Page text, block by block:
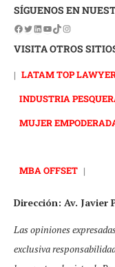
SÍGUENOS EN
VISITA OTROS
| LATAM TOP
INDUSTRIA
MUJER
MBA OFFSET |
Dirección: Av. Javier
Las opiniones
exclusiva